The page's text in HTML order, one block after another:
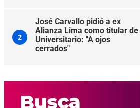
2
José Carvallo pidió a ex
Alianza Lima como titular de
Universitario: "A ojos
cerrados"